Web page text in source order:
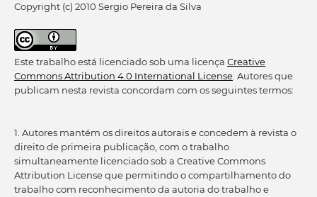
Copyright (c) 2010 Sergio Pereira da Silva
Este trabalho está licenciado sob uma licença Creative
Commons Attribution 4.0 International License. Autores que
publicam nesta revista concordam com os seguintes termos:
1. Autores mantém os direitos autorais e concedem à revista o
direito de primeira publicação, com o trabalho
simultaneamente licenciado sob a Creative Commons
Attribution License que permitindo o compartilhamento do
trabalho com reconhecimento da autoria do trabalho e